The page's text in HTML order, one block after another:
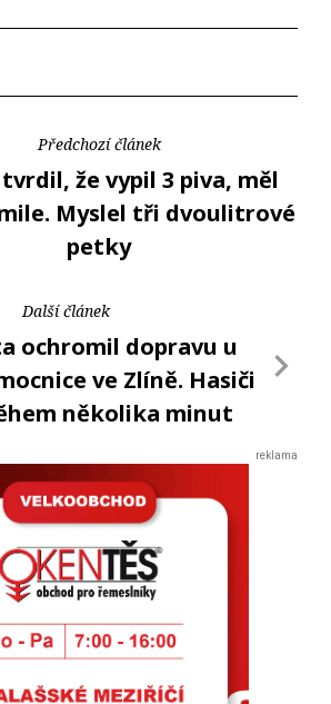
Předchozí článek
že vypil 3 piva, měl
Myslel tři dvoulitrové
petky
Další článek
ochromil dopravu u
ve Zlíně. Hasiči
několika minut